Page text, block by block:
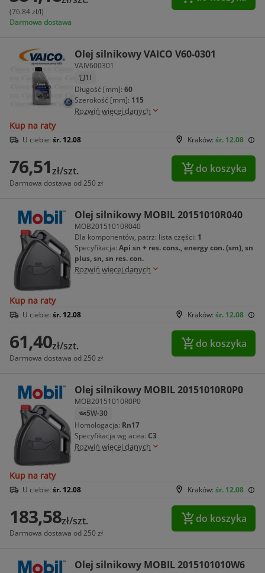
(76.84 zł/l)
Darmowa dostawa
Olej silnikowy VAICO V60-0301
VAIV600301
1l
Długość [mm]: 60
Szerokość [mm]: 115
Rozwiń więcej danych
Kup na raty
Kraków: śr. 12.08
U ciebie: śr. 12.08
76,51zł/szt.
Darmowa dostawa od 250 zł
do koszyka
Olej silnikowy MOBIL 20151010R040
MOB20151010R040
Dla komponentów, patrz: lista części: 1
Specyfikacja: Api sn + res. cons., energy con. (sm), sn
plus, sn, sn res. con.
Rozwiń więcej danych
Kup na raty
Kraków: śr. 12.08
U ciebie: śr. 12.08
61,40zł/szt.
Darmowa dostawa od 250 zł
do koszyka
Olej silnikowy MOBIL 20151010R0P0
MOB20151010R0P0
5W-30
Homologacja: Rn17
Specyfikacja wg acea: C3
Rozwiń więcej danych
Kup na raty
Kraków: śr. 12.08
U ciebie: śr. 12.08
183,58zł/szt.
Darmowa dostawa od 250 zł
do koszyka
Olej silnikowy MOBIL 2015101010W6